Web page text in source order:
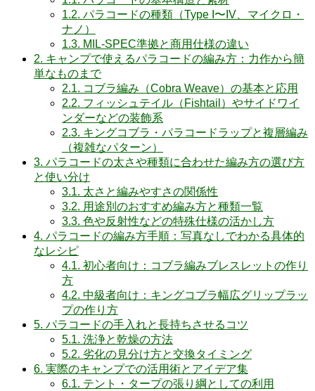
1.2. パラコードの種類（Type I〜IV、マイクロ・
ナノ）
1.3. MIL-SPEC準拠と商用仕様の違い
2. キャンプで使えるパラコードの編み方：力作から簡
単なものまで
2.1. コブラ編み（Cobra Weave）の基本と応用
2.2. フィッシュテイル（Fishtail）やサイドワイ
ンダーなどの装飾系
2.3. キングコブラ・パラコードラップと複層編み
（複雑なパターン）
3. パラコードの太さや種類に合わせた編み方の選び方
と使い分け
3.1. 太さと編みやすさの関係性
3.2. 用途別のおすすめ編み方と種類一覧
3.3. 色や反射性などの特殊仕様の活かし方
4. パラコードの編み方手順：写真なしでわかる具体的
なレシピ
4.1. 初心者向け：コブラ編みブレスレットの作り
方
4.2. 中級者向け：キングコブラ幅広グリップラッ
プの作り方
5. パラコードの手入れと長持ちさせるコツ
5.1. 洗浄と乾燥の方法
5.2. 劣化の見分け方と交換タイミング
6. 実際のキャンプでの活用術とアイデア集
6.1. テント・タープの張り綱としての利用